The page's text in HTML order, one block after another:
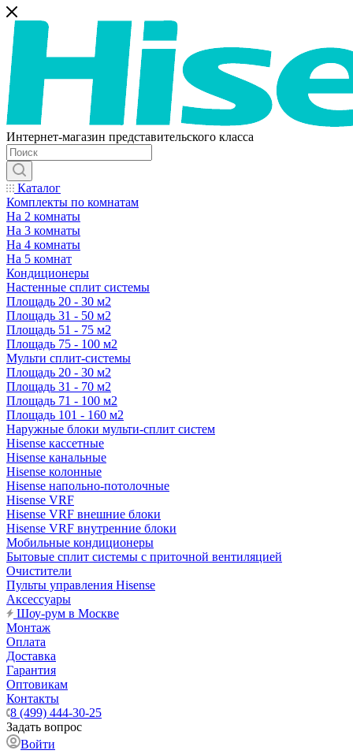
Интернет-магазин представительского класса
Каталог
Комплекты по комнатам
На 2 комнаты
На 3 комнаты
На 4 комнаты
На 5 комнат
Кондиционеры
Настенные сплит системы
Площадь 20 - 30 м2
Площадь 31 - 50 м2
Площадь 51 - 75 м2
Площадь 75 - 100 м2
Мульти сплит-системы
Площадь 20 - 30 м2
Площадь 31 - 70 м2
Площадь 71 - 100 м2
Площадь 101 - 160 м2
Наружные блоки мульти-сплит систем
Hisense кассетные
Hisense канальные
Hisense колонные
Hisense напольно-потолочные
Hisense VRF
Hisense VRF внешние блоки
Hisense VRF внутренние блоки
Мобильные кондиционеры
Бытовые сплит системы с приточной вентиляцией
Очистители
Пульты управления Hisense
Аксессуары
Шоу-рум в Москве
Монтаж
Оплата
Доставка
Гарантия
Оптовикам
Контакты
8 (499) 444-30-25
Задать вопрос
Войти